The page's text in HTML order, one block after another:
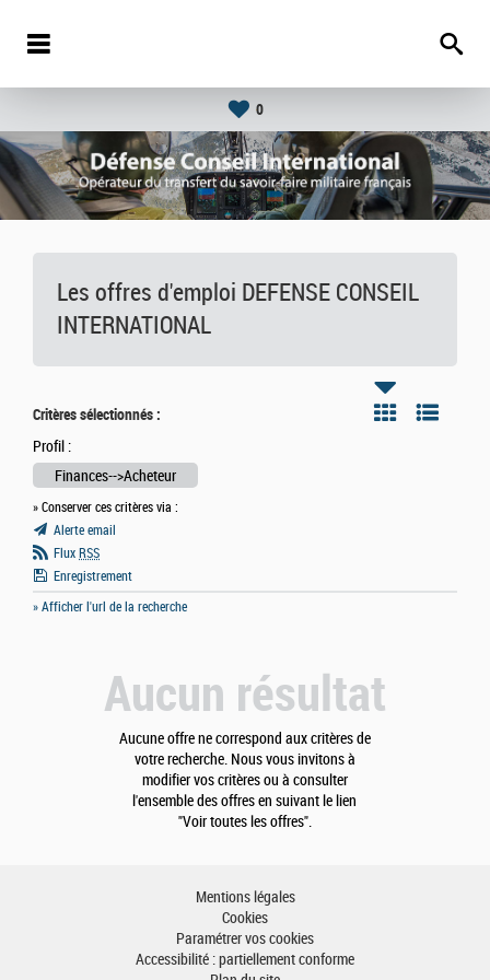
0
Les offres d'emploi DEFENSE CONSEIL
INTERNATIONAL
Critères sélectionnés :
Profil :
Finances-->Acheteur
» Conserver ces critères via :
Alerte email
Flux RSS
Enregistrement
» Afficher l'url de la recherche
Aucun résultat
Aucune offre ne correspond aux critères de
votre recherche. Nous vous invitons à
modifier vos critères ou à consulter
l'ensemble des offres en suivant le lien
"Voir toutes les offres".
Mentions légales
Cookies
Paramétrer vos cookies
Accessibilité : partiellement conforme